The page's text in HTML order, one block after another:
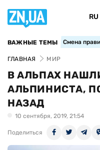
RU
ВАЖНЫЕ ТЕМЫ Смена
ГЛАВНАЯ МИР
В АЛЬПАХ
АЛЬПИНИСТА,
НАЗАД
10 сентября, 2019, 21:54
Поделиться